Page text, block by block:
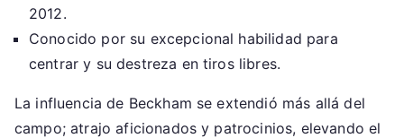
2012.
Conocido por su excepcional habilidad para
centrar y su destreza en tiros libres.
La influencia de Beckham se extendió más allá del
campo; atrajo aficionados y patrocinios, elevando el